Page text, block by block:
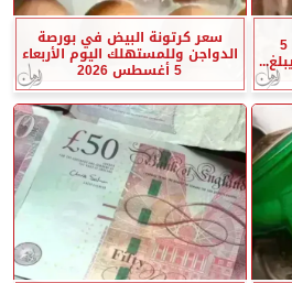
أسعار الذهب اليوم الأربعاء 5 سعر كرتونة البيض في بورصة
الدواجن وللمستهلك اليوم الأربعاء
5 أغسطس 2026